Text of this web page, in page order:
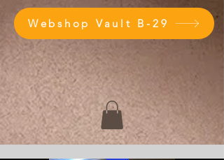
Webshop Vault B-29